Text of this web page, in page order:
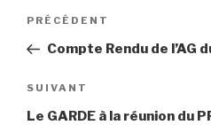
Navigation
l’article
Article
précédent
PRÉCÉDENT
Compte Rendu de l’AG
Article
suivant
SUIVANT
Le GARDE à la réunion du